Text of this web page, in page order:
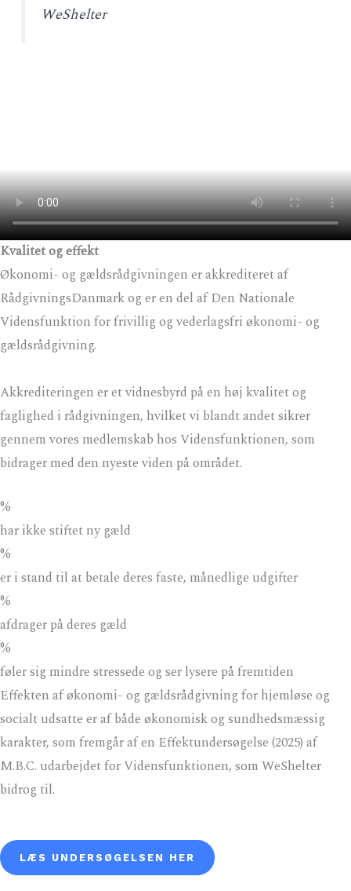
WeShelter
Kvalitet og effekt
Økonomi- og gældsrådgivningen er akkrediteret af
RådgivningsDanmark og er en del af Den Nationale
Vidensfunktion for frivillig og vederlagsfri økonomi- og
gældsrådgivning.
Akkrediteringen er et vidnesbyrd på en høj kvalitet og
faglighed i rådgivningen, hvilket vi blandt andet sikrer
gennem vores medlemskab hos Vidensfunktionen, som
bidrager med den nyeste viden på området.
%
har ikke stiftet ny gæld
%
er i stand til at betale deres faste, månedlige udgifter
%
afdrager på deres gæld
%
føler sig mindre stressede og ser lysere på fremtiden
Effekten af økonomi- og gældsrådgivning for hjemløse og
socialt udsatte er af både økonomisk og sundhedsmæssig
karakter, som fremgår af en Effektundersøgelse (2025) af
M.B.C. udarbejdet for Vidensfunktionen, som WeShelter
bidrog til.
LÆS UNDERSØGELSEN HER